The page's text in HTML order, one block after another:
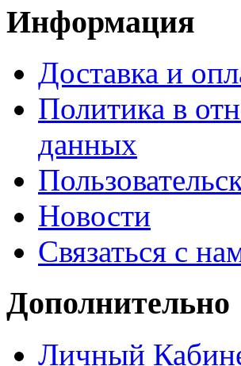
Информация
Доставка и
Политика в
данных
Новости
Связаться с
Дополнительно
Личный